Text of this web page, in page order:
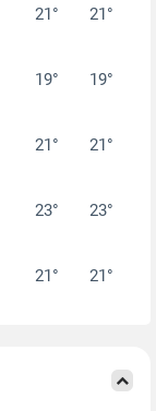
21° 21°
19° 19°
21° 21°
23° 23°
21° 21°